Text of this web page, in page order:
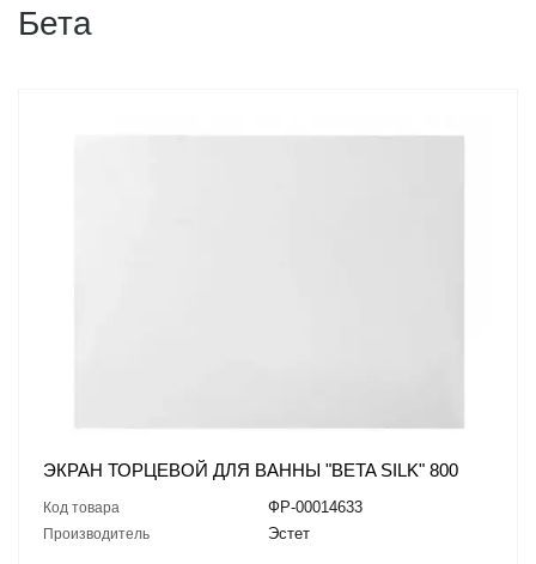
Бета
ЭКРАН ТОРЦЕВОЙ ДЛЯ ВАННЫ "BETA SILK" 800
Код товара ФР-00014633
Производитель Эстет